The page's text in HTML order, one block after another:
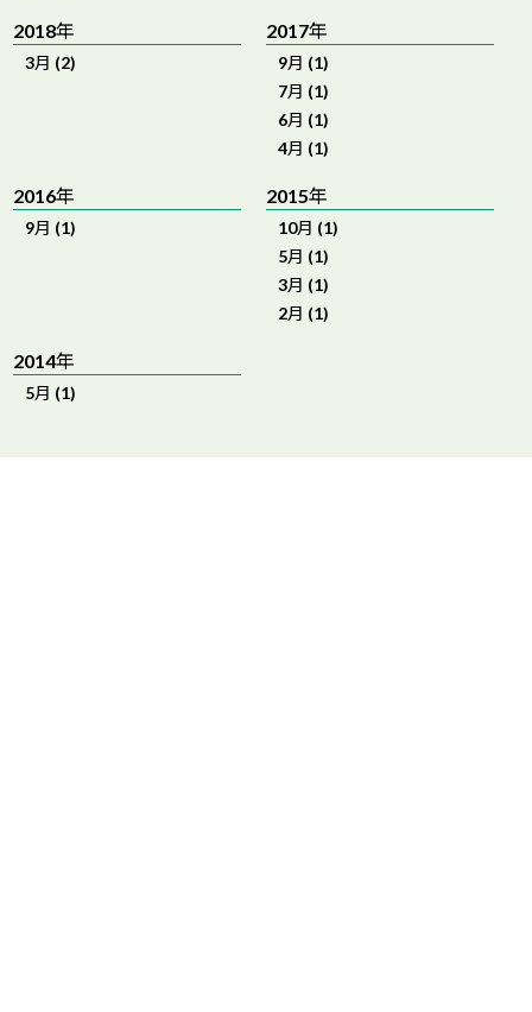
2018年
3月 (2)
2017年
9月 (1)
7月 (1)
6月 (1)
4月 (1)
2016年
9月 (1)
2015年
10月 (1)
5月 (1)
3月 (1)
2月 (1)
2014年
5月 (1)